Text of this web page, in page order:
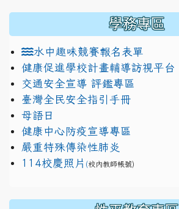
學務專區
水中趣味競賽報名表單
健康促進學校計畫輔導訪視平台
交通安全宣導 評鑑專區
臺灣全民安全指引手冊
母語日
健康中心防疫宣導專區
嚴重特殊傳染性肺炎
114校慶照片 (校內教師帳號)